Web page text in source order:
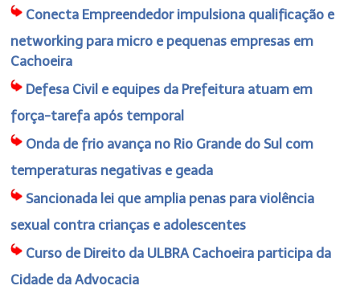
Conecta Empreendedor impulsiona qualificação e
networking para micro e pequenas empresas em
Cachoeira
Defesa Civil e equipes da Prefeitura atuam em
força-tarefa após temporal
Onda de frio avança no Rio Grande do Sul com
temperaturas negativas e geada
Sancionada lei que amplia penas para violência
sexual contra crianças e adolescentes
Curso de Direito da ULBRA Cachoeira participa da
Cidade da Advocacia